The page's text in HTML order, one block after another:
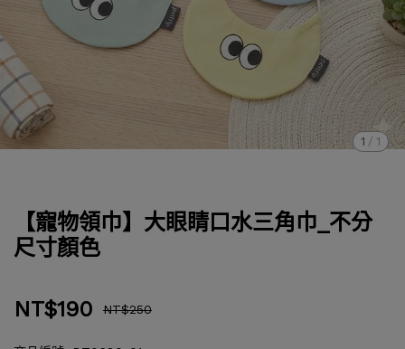
1 / 1
【寵物領巾】大眼睛口水三角巾_不分
尺寸顏色
NT$190 NT$250